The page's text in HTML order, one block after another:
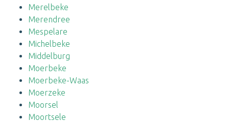
Merelbeke
Merendree
Mespelare
Michelbeke
Middelburg
Moerbeke
Moerbeke-Waas
Moerzeke
Moorsel
Moortsele